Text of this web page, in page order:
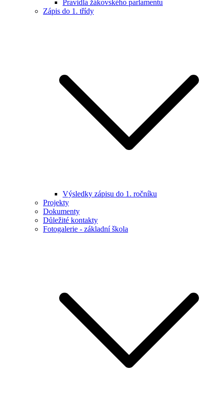
Pravidla žákovského parlamentu
Zápis do 1. třídy
Výsledky zápisu do 1. ročníku
Projekty
Dokumenty
Důležité kontakty
Fotogalerie - základní škola